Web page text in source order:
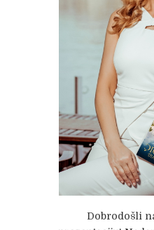
Dobrodošli